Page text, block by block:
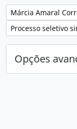
Remover filtro:
Márcia Amaral
Remover filtro:
Processo seletivo
Opções